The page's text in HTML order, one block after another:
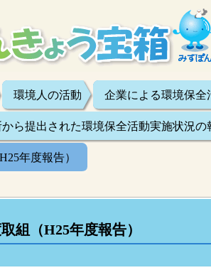
環境人の活動 企業による環境保全
ら提出された環境保全活動実施状況の
年度報告）
組（H25年度報告）